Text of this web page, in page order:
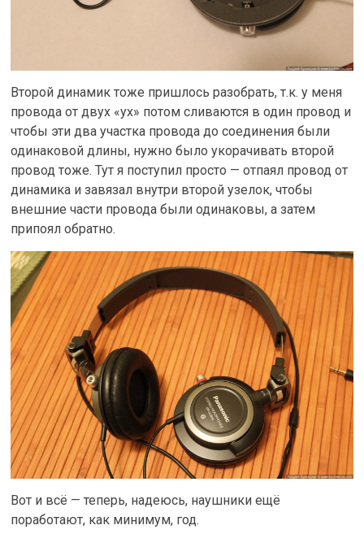
Второй динамик тоже пришлось разобрать, т.к. у меня
провода от двух «ух» потом сливаются в один провод и
чтобы эти два участка провода до соединения были
одинаковой длины, нужно было укорачивать второй
провод тоже. Тут я поступил просто — отпаял провод от
динамика и завязал внутри второй узелок, чтобы
внешние части провода были одинаковы, а затем
припоял обратно.
Вот и всё — теперь, надеюсь, наушники ещё
поработают, как минимум, год.